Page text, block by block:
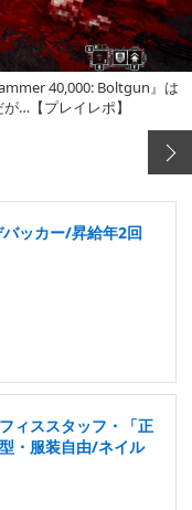
40,000: Boltgun』は
…【プレイレポ】
ッカー/昇給年2回
ィススタッフ・「正
・服装自由/ネイル